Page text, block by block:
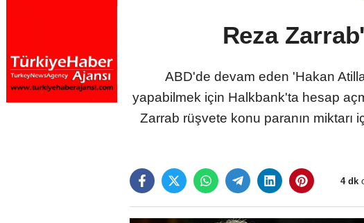
Reza
ABD'de devam eden 'Hakan
yapabilmek için Halkbank'ta hesap
Zarrab rüşvete konu paranın
4 dk